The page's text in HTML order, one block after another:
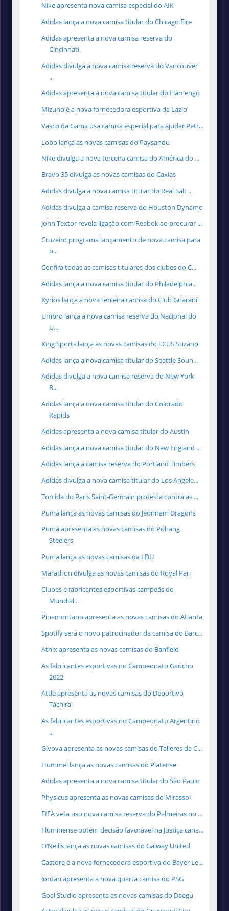
Nike apresenta nova camisa especial do AIK
Adidas lança a nova camisa titular do Chicago Fire
Adidas apresenta a nova camisa reserva do
Cincinnati
Adidas divulga a nova camisa reserva do Vancouver
...
Adidas apresenta a nova camisa titular do Flamengo
Mizuno é a nova fornecedora esportiva da Lazio
Vasco da Gama usa camisa especial para ajudar Petr...
Lobo lança as novas camisas do Paysandu
Nike divulga a nova terceira camisa do América do ...
Bravo 35 divulga as novas camisas do Caxias
Adidas divulga a nova camisa titular do Real Salt ...
Adidas divulga a camisa reserva do Houston Dynamo
John Textor revela ligação com Reebok ao procurar ...
Cruzeiro programa lançamento de nova camisa para
o...
Confira todas as camisas titulares dos clubes do C...
Adidas lança a nova camisa titular do Philadelphia...
Kyrios lança a nova terceira camisa do Club Guaraní
Umbro lança a nova camisa reserva do Nacional do
U...
King Sports lança as novas camisas do ECUS Suzano
Adidas lança a nova camisa titular do Seattle Soun...
Adidas divulga a nova camisa reserva do New York
R...
Adidas lança a nova camisa titular do Colorado
Rapids
Adidas apresenta a nova camisa titular do Austin
Adidas lança a nova camisa titular do New England ...
Adidas lança a camisa reserva do Portland Timbers
Adidas divulga a nova camisa titular do Los Angele...
Torcida do Paris Saint‑Germain protesta contra as ...
Puma lança as novas camisas do Jeonnam Dragons
Puma apresenta as novas camisas do Pohang
Steelers
Puma lança as novas camisas da LDU
Marathon divulga as novas camisas do Royal Pari
Clubes e fabricantes esportivas campeãs do
Mundial...
Pinamontano apresenta as novas camisas do Atlanta
Spotify será o novo patrocinador da camisa do Barc...
Athix apresenta as novas camisas do Banfield
As fabricantes esportivas no Campeonato Gaúcho
2022
Attle apresenta as novas camisas do Deportivo
Táchira
As fabricantes esportivas no Campeonato Argentino
...
Givova apresenta as novas camisas do Talleres de C...
Hummel lança as novas camisas do Platense
Adidas apresenta a nova camisa titular do São Paulo
Physicus apresenta as novas camisas do Mirassol
FIFA veta uso nova camisa reserva do Palmeiras no ...
Fluminense obtém decisão favorável na Justiça cana...
O’Neills lança as novas camisas do Galway United
Castore é a nova fornecedora esportiva do Bayer Le...
Jordan apresenta a nova quarta camisa do PSG
Goal Studio apresenta as novas camisas do Daegu